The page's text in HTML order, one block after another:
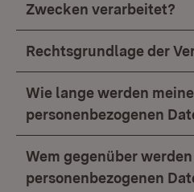
Zwecken verarbeitet?
Rechtsgrundlage der
Wie lange werden meine
personenbezogenen
Wem gegenüber
personenbezogenen